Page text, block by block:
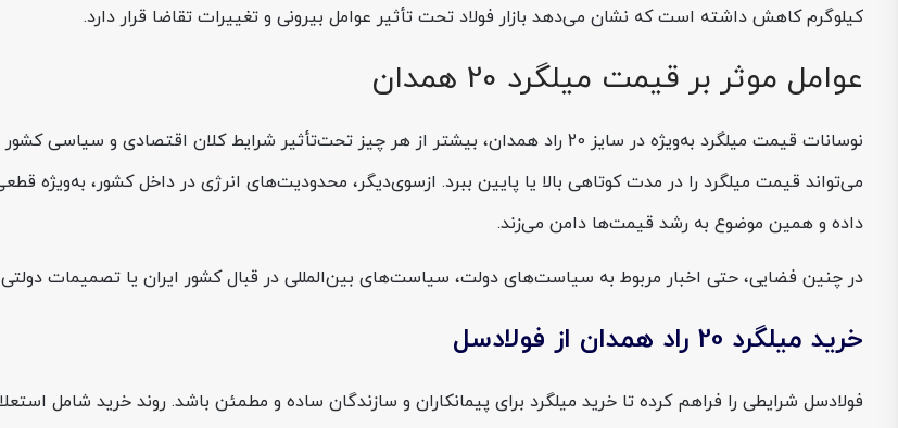
کیلوگرم کاهش داشته است که نشان می‌دهد بازار فولاد تحت تأثیر عوامل بیرونی و تغییرات تقاضا قرار دارد.
عوامل موثر بر قیمت میلگرد 20 همدان
نوسانات قیمت میلگرد به‌ویژه در سایز 20 راد همدان، بیشتر از هر چیز تحت‌تأثیر شرایط کلان
می‌تواند قیمت میلگرد را در مدت کوتاهی بالا یا پایین ببرد. ازسوی‌دیگر، محدودیت‌های انرژی در داخل کشور، به‌ویژه
داده و همین موضوع به رشد قیمت‌ها دامن می‌زند.
در چنین فضایی، حتی اخبار مربوط به سیاست‌های دولت، سیاست‌های بین‌المللی در قبال کشور ایران یا تصمیمات دولتی
خرید میلگرد 20 راد همدان از فولادسل